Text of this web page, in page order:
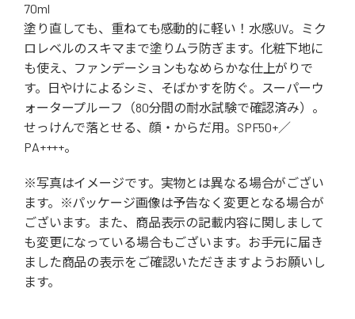
70ml
塗り直しても、重ねても感動的に軽い！水感UV。ミク
ロレベルのスキマまで塗りムラ防ぎます。化粧下地に
も使え、ファンデーションもなめらかな仕上がりで
す。日やけによるシミ、そばかすを防ぐ。スーパーウ
ォータープルーフ（80分間の耐水試験で確認済み）。
せっけんで落とせる、顔・からだ用。SPF50+／
PA++++。
※写真はイメージです。実物とは異なる場合がござい
ます。※パッケージ画像は予告なく変更となる場合が
ございます。また、商品表示の記載内容に関しまして
も変更になっている場合もございます。お手元に届き
ました商品の表示をご確認いただきますようお願いし
ます。